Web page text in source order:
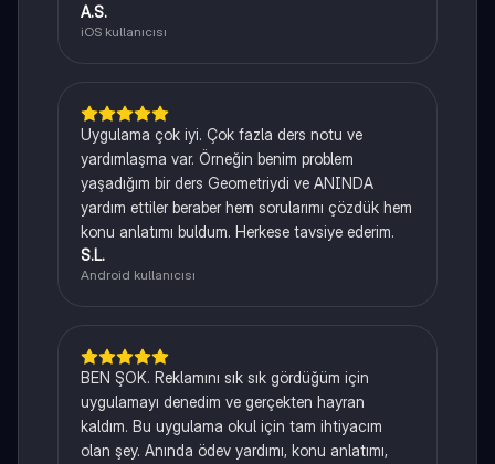
A.S.
iOS kullanıcısı
Uygulama çok iyi. Çok fazla ders notu ve
yardımlaşma var. Örneğin benim problem
yaşadığım bir ders Geometriydi ve ANINDA
yardım ettiler beraber hem sorularımı çözdük hem
konu anlatımı buldum. Herkese tavsiye ederim.
S.L.
Android kullanıcısı
BEN ŞOK. Reklamını sık sık gördüğüm için
uygulamayı denedim ve gerçekten hayran
kaldım. Bu uygulama okul için tam ihtiyacım
olan şey. Anında ödev yardımı, konu anlatımı,